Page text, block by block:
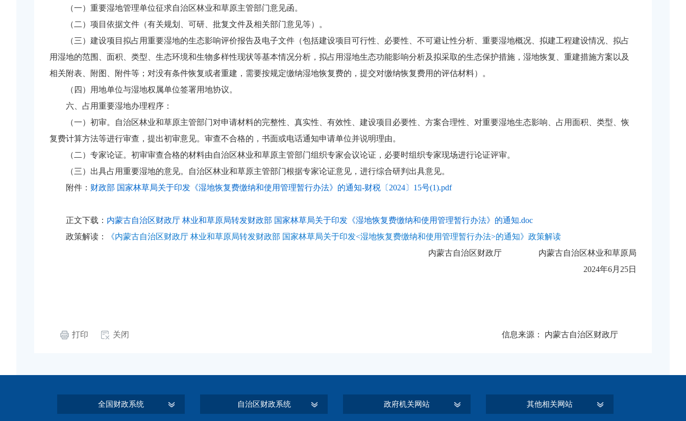
（一）重要湿地管理单位征求自治区林业和草原主管部门意见函。
（二）项目依据文件（有关规划、可研、批复文件及相关部门意见等）。
（三）建设项目拟占用重要湿地的生态影响评价报告及电子文件（包括建设项目可行性、必要性、不可避让性分析、重要湿地概况、拟建工程建设情况、拟占
用湿地的范围、面积、类型、生态环境和生物多样性现状等基本情况分析，拟占用湿地生态功能影响分析及拟采取的生态保护措施，湿地恢复、重建措施方案以及
相关附表、附图、附件等；对没有条件恢复或者重建，需要按规定缴纳湿地恢复费的，提交对缴纳恢复费用的评估材料）。
（四）用地单位与湿地权属单位签署用地协议。
六、占用重要湿地办理程序：
（一）初审。自治区林业和草原主管部门对申请材料的完整性、真实性、有效性、建设项目必要性、方案合理性、对重要湿地生态影响、占用面积、类型、恢
复费计算方法等进行审查，提出初审意见。审查不合格的，书面或电话通知申请单位并说明理由。
（二）专家论证。初审审查合格的材料由自治区林业和草原主管部门组织专家会议论证，必要时组织专家现场进行论证评审。
（三）出具占用重要湿地的意见。自治区林业和草原主管部门根据专家论证意见，进行综合研判出具意见。
附件： 财政部 国家林草局关于印发《湿地恢复费缴纳和使用管理暂行办法》的通知-财税〔2024〕15号(1).pdf
正文下载： 内蒙古自治区财政厅 林业和草原局转发财政部 国家林草局关于印发《湿地恢复费缴纳和使用管理暂行办法》的通知.doc
政策解读：
《内蒙古自治区财政厅 林业和草原局转发财政部 国家林草局关于印发<湿地恢复费缴纳和使用管理暂行办法>的通知》政策解读
内蒙古自治区财政厅 内蒙古自治区林业和草原局
2024年6月25日
打印 关闭 信息来源： 内蒙古自治区财政厅
全国财政系统 自治区财政系统 政府机关网站 其他相关网站